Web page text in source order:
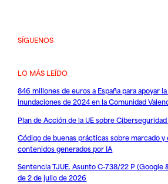
SÍGUENOS
LO MÁS LEÍDO
846 millones de euros a España para apoyar
inundaciones de 2024 en la Comunidad
Plan de Acción de la UE sobre
Código de buenas prácticas sobre marcado
contenidos generados por IA
Sentencia TJUE. Asunto C-738/22 P (Google
de 2 de julio de 2026